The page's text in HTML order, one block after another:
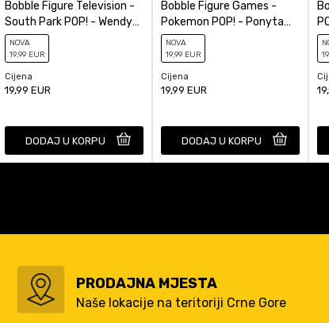
Bobble Figure Television -
South Park POP! - Wendy
Testaburger #1762
NOVA
19,99 EUR
Cijena
19,99 EUR
DODAJ U KORPU
Bobble Figure Games -
Pokemon POP! - Ponyta
#644
NOVA
19,99 EUR
Cijena
19,99 EUR
DODAJ U KORPU
19
PRODAJNA MJESTA
Naše lokacije na teritoriji Crne Gore